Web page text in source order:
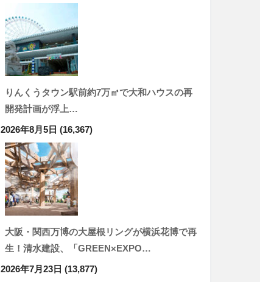
りんくうタウン駅前約7万㎡で大和ハウスの再
開発計画が浮上…
2026年8月5日 (16,367)
大阪・関西万博の大屋根リングが横浜花博で再
生！清水建設、「GREEN×EXPO…
2026年7月23日 (13,877)